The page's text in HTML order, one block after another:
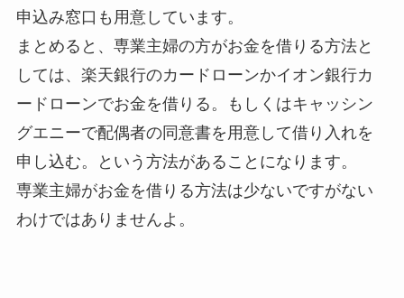
申込み窓口も用意しています。
まとめると、専業主婦の方がお金を借りる方法と
しては、楽天銀行のカードローンかイオン銀行カ
ードローンでお金を借りる。もしくはキャッシン
グエニーで配偶者の同意書を用意して借り入れを
申し込む。という方法があることになります。
専業主婦がお金を借りる方法は少ないですがない
わけではありませんよ。